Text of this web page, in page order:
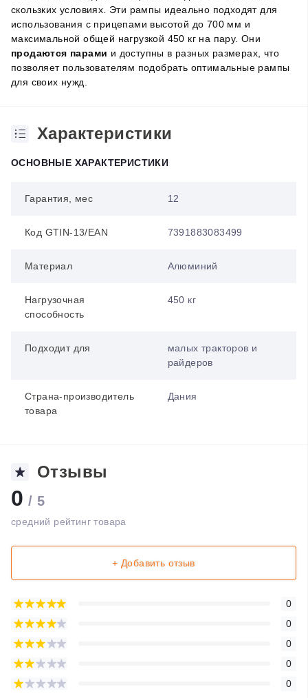
скользких условиях. Эти рампы идеально подходят для
использования с прицепами высотой до 700 мм и
максимальной общей нагрузкой 450 кг на пару. Они
продаются парами и доступны в разных размерах, что
позволяет пользователям подобрать оптимальные рампы
для своих нужд.
Характеристики
ОСНОВНЫЕ ХАРАКТЕРИСТИКИ
Гарантия, мес 12
Код GTIN-13/EAN 7391883083499
Материал Алюминий
Нагрузочная
способность
450 кг
Подходит для
малых тракторов и
райдеров
Страна-производитель
товара
Дания
Отзывы
0 / 5
средний рейтинг товара
+ Добавить отзыв
0
0
0
0
0